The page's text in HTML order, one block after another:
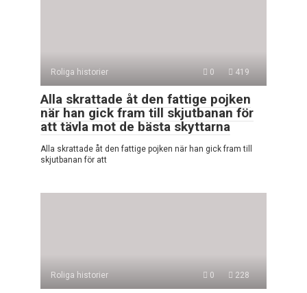
Roliga historier 0 419
Alla skrattade åt den fattige pojken
när han gick fram till skjutbanan för
att tävla mot de bästa skyttarna
Alla skrattade åt den fattige pojken när han gick fram till
skjutbanan för att
Roliga historier 0 228